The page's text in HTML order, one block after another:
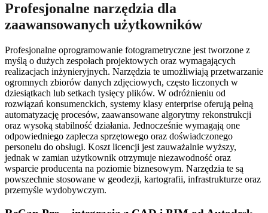
Profesjonalne narzędzia dla
zaawansowanych użytkowników
Profesjonalne oprogramowanie fotogrametryczne jest tworzone z
myślą o dużych zespołach projektowych oraz wymagających
realizacjach inżynieryjnych. Narzędzia te umożliwiają przetwarzanie
ogromnych zbiorów danych zdjęciowych, często liczonych w
dziesiątkach lub setkach tysięcy plików. W odróżnieniu od
rozwiązań konsumenckich, systemy klasy enterprise oferują pełną
automatyzację procesów, zaawansowane algorytmy rekonstrukcji
oraz wysoką stabilność działania. Jednocześnie wymagają one
odpowiedniego zaplecza sprzętowego oraz doświadczonego
personelu do obsługi. Koszt licencji jest zauważalnie wyższy,
jednak w zamian użytkownik otrzymuje niezawodność oraz
wsparcie producenta na poziomie biznesowym. Narzędzia te są
powszechnie stosowane w geodezji, kartografii, infrastrukturze oraz
przemyśle wydobywczym.